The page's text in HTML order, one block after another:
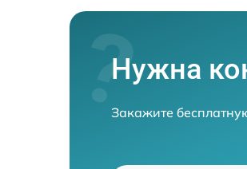
Нужна
Закажите